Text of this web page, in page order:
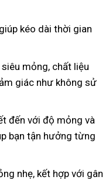
kéo dài thời gian
siêu mỏng, chất liệu
giác như không sử
đến với độ mỏng và
bạn tận hưởng từng
nhẹ, kết hợp với gân